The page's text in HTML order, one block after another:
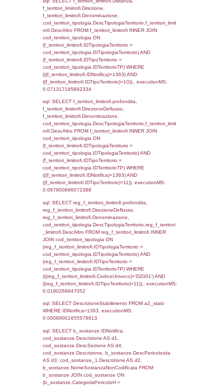
(f_territori_limitrofi.IDTipologiaTerritorio =
cod_territori_tipologia.IDTipologiaTerritorio)
(f_territori_limitrofi.IDTipoTerritorio =
cod_territori_tipologia.IDTerritorioTP)
(((f_territori_limitrofi.IDNotifica)=1363) AND
((f_territori_limitrofi.IDTipoTerritorio)=3)),
0.071351051330566
sql: SELECT f_territori_limitrofi.Distanza,
f_territori_limitrofi.Direzione,
f_territori_limitrofi.Denominazione,
rofi.DescAltro FROM f_territori_limitrofi
cod_territori_tipologia ON
(f_territori_limitrofi.IDTipologiaTerritorio =
cod_territori_tipologia.IDTipologiaTerritorio)
(f_territori_limitrofi.IDTipoTerritorio =
cod_territori_tipologia.IDTerritorioTP)
(((f_territori_limitrofi.IDNotifica)=1363) AND
((f_territori_limitrofi.IDTipoTerritorio)=4)),
0.072679996490479
sql: SELECT f_territori_limitrofi.Distanza,
f_territori_limitrofi.Direzione,
f_territori_limitrofi.Denominazione,
f_territori_limitrofi.DescAltro FROM
JOIN cod_territori_tipologia ON
(f_territori_limitrofi.IDTipologiaTerritorio =
(f_territori_limitrofi.IDTipoTerritorio =
cod_territori_tipologia.IDTerritorioTP)
(((f_territori_limitrofi.IDNotifica)=1363) AND
((f_territori_limitrofi.IDTipoTerritorio)=5)),
0.071637868881226